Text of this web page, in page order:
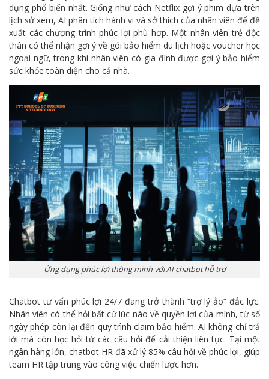
dụng phổ biến nhất. Giống như cách Netflix gợi ý phim dựa trên
lịch sử xem, AI phân tích hành vi và sở thích của nhân viên để đề
xuất các chương trình phúc lợi phù hợp. Một nhân viên trẻ độc
thân có thể nhận gợi ý về gói bảo hiểm du lịch hoặc voucher học
ngoại ngữ, trong khi nhân viên có gia đình được gợi ý bảo hiểm
sức khỏe toàn diện cho cả nhà.
Ứng dụng phúc lợi thông minh với AI chatbot hỗ trợ
Chatbot tư vấn phúc lợi 24/7 đang trở thành “trợ lý ảo” đắc lực.
Nhân viên có thể hỏi bất cứ lúc nào về quyền lợi của mình, từ số
ngày phép còn lại đến quy trình claim bảo hiểm. AI không chỉ trả
lời mà còn học hỏi từ các câu hỏi để cải thiện liên tục. Tại một
ngân hàng lớn, chatbot HR đã xử lý 85% câu hỏi về phúc lợi, giúp
team HR tập trung vào công việc chiến lược hơn.